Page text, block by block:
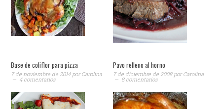
Base de coliflor para pizza
7 de noviembre de 2014porCarolina
4 comentarios
Pavo relleno al horno
7 de diciembre de 2008porCarolina
8 comentarios